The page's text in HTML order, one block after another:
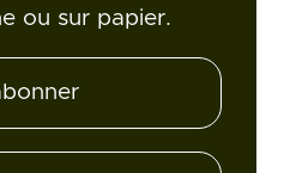
ou sur papier.